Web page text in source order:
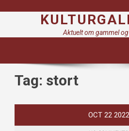
Aktuelt om gammel
Tag: stort
OCT 22 2022